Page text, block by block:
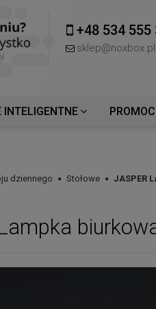
+48 534 555
sklep@noxbox.pl
INTELIGENTNE
dziennego Stołowe JASPER